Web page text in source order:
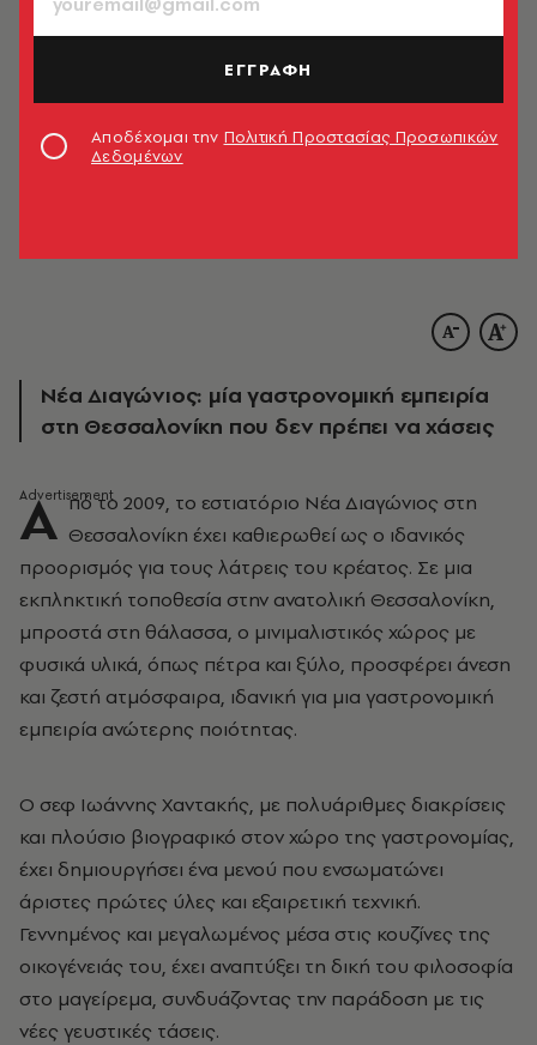
Νέα Διαγώνιος: μία γαστρονομική εμπειρία
στη Θεσσαλονίκη που δεν πρέπει να χάσεις
Α πό το 2009, το εστιατόριο Νέα Διαγώνιος στη
Θεσσαλονίκη έχει καθιερωθεί ως ο ιδανικός
προορισμός για τους λάτρεις του κρέατος. Σε μια
εκπληκτική τοποθεσία στην ανατολική Θεσσαλονίκη,
μπροστά στη θάλασσα, ο μινιμαλιστικός χώρος με
φυσικά υλικά, όπως πέτρα και ξύλο, προσφέρει άνεση
και ζεστή ατμόσφαιρα, ιδανική για μια γαστρονομική
εμπειρία ανώτερης ποιότητας.
Ο σεφ Ιωάννης Χαντακής, με πολυάριθμες διακρίσεις
και πλούσιο βιογραφικό στον χώρο της γαστρονομίας,
έχει δημιουργήσει ένα μενού που ενσωματώνει
άριστες πρώτες ύλες και εξαιρετική τεχνική.
Γεννημένος και μεγαλωμένος μέσα στις κουζίνες της
οικογένειάς του, έχει αναπτύξει τη δική του φιλοσοφία
στο μαγείρεμα, συνδυάζοντας την παράδοση με τις
νέες γευστικές τάσεις.
ΕΓΓΡΑΦΗ
Αποδέχομαι την Πολιτική Προστασίας Προσωπικών
Δεδομένων